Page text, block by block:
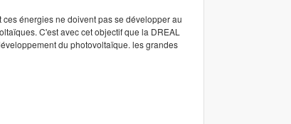
énergies ne doivent pas se développer au
C'est avec cet objectif que la DREAL
du photovoltaïque. les grandes